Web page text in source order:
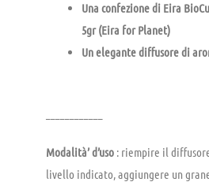
Una confezione di Eira
5gr (Eira for Planet)
Un elegante diffusore di
Modalità’ d’uso: riempire il
livello indicato, aggiungere un